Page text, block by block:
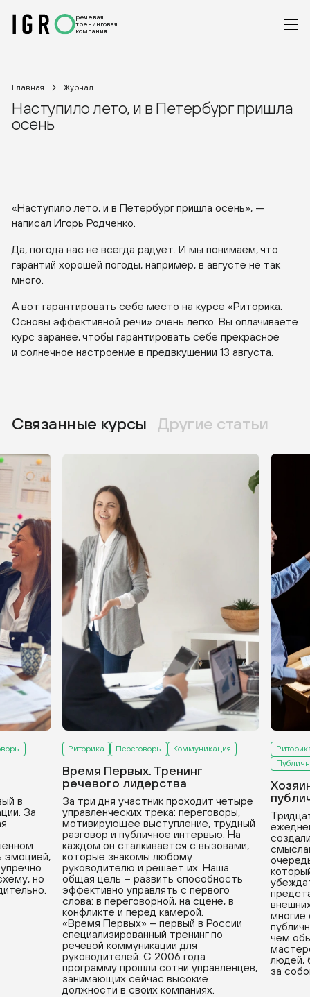
речевая
тренинговая
компания
Главная Журнал
Наступило лето, и в Петербург пришла
осень
«Наступило лето, и в Петербург пришла осень», —
написал Игорь Родченко.
Да, погода нас не всегда радует. И мы понимаем, что
гарантий хорошей погоды, например, в августе не так
много.
А вот гарантировать себе место на курсе «Риторика.
Основы эффективной речи» очень легко. Вы оплачиваете
курс заранее, чтобы гарантировать себе прекрасное
и солнечное настроение в предвкушении 13 августа.
Связанные курсы Другие статьи
в
За
эмоцией,
но
Риторика Переговоры Коммуникация
Время Первых. Тренинг
речевого лидерства
За три дня участник проходит четыре
управленческих трека: переговоры,
мотивирующее выступление, трудный
разговор и публичное интервью. На
каждом он сталкивается с вызовами,
которые знакомы любому
руководителю и решает их. Наша
общая цель – развить способность
эффективно управлять с первого
слова: в переговорной, на сцене, в
конфликте и перед камерой.
«Время Первых» – первый в России
специализированный тренинг по
речевой коммуникации для
руководителей. С 2006 года
программу прошли сотни управленцев,
занимающих сейчас высокие
должности в своих компаниях.
многие
чем
людей,
за